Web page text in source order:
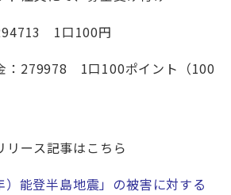
1口100円
279978 1口100ポイント（100
リース記事はこちら
）能登半島地震」の被害に対する